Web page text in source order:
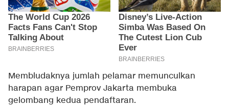
Membludaknya jumlah pelamar memunculkan
harapan agar Pemprov Jakarta membuka
gelombang kedua pendaftaran.